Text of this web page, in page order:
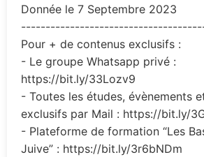
Donnée le 7 Septembre 2023
Pour + de contenus exclusifs :
- Le groupe Whatsapp privé :
https://bit.ly/33Lozv9
- Toutes les études, évènements
exclusifs par Mail : https://bit.ly/
- Plateforme de formation “Les
Juive” : https://bit.ly/3r6bNDm